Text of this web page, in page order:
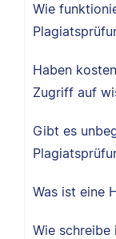
Wie
Haben
Zugriff auf
Gibt es
Was ist eine
Wie schreibe